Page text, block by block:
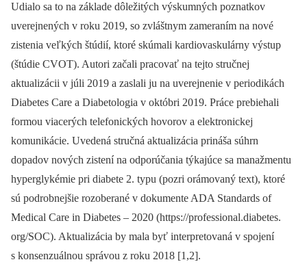
Udialo sa to na základe dôležitých výskumných poznatkov
uverejnených v roku 2019, so zvláštnym zameraním na nové
zistenia veľkých štúdií, ktoré skúmali kardiovaskulárny výstup
(štúdie CVOT). Autori začali pracovať na tejto stručnej
aktualizácii v júli 2019 a zaslali ju na uverejnenie v periodikách
Diabetes Care a Diabetologia v októbri 2019. Práce prebiehali
formou viacerých telefonických hovorov a elektronickej
komunikácie. Uvedená stručná aktualizácia prináša súhrn
dopadov nových zistení na odporúčania týkajúce sa manažmentu
hyperglykémie pri diabete 2. typu (pozri orámovaný text), ktoré
sú podrobnejšie rozoberané v dokumente ADA Standards of
Medical Care in Diabetes –⁠ 2020 (https://professional.diabetes.
org/SOC). Aktualizácia by mala byť interpretovaná v spojení
s konsenzuálnou správou z roku 2018 [1,2].